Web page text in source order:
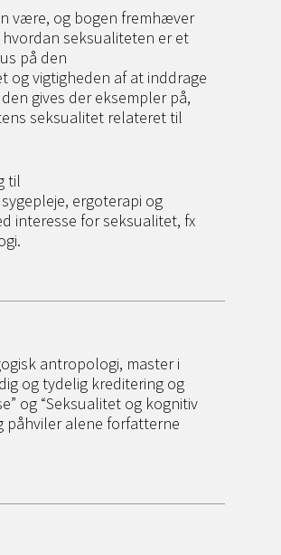
være, og bogen fremhæver
seksualiteten er et
på den
vigtigheden af at inddrage
gives der eksempler på,
seksualitet relateret til
til
ergoterapi og
interesse for seksualitet, fx
antropologi, master i
og tydelig kreditering og
og “Seksualitet og kognitiv
påhviler alene forfatterne